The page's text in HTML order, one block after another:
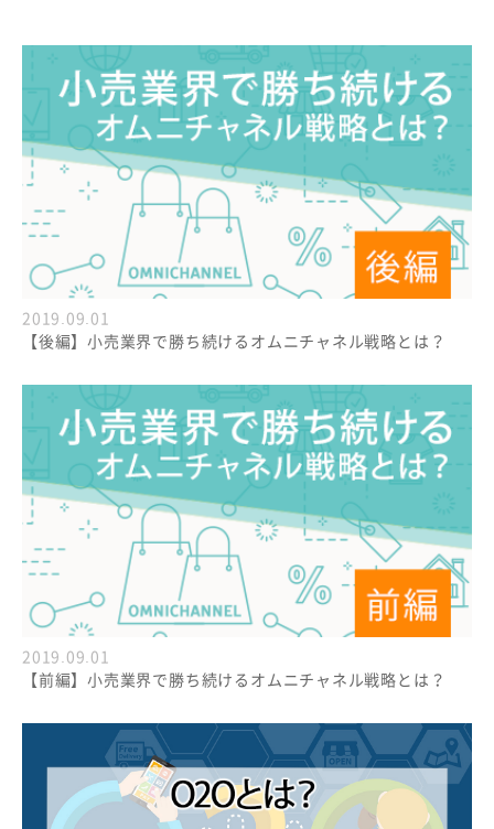
2019.09.01
【後編】小売業界で勝ち続けるオムニチャネル戦略とは？
2019.09.01
【前編】小売業界で勝ち続けるオムニチャネル戦略とは？